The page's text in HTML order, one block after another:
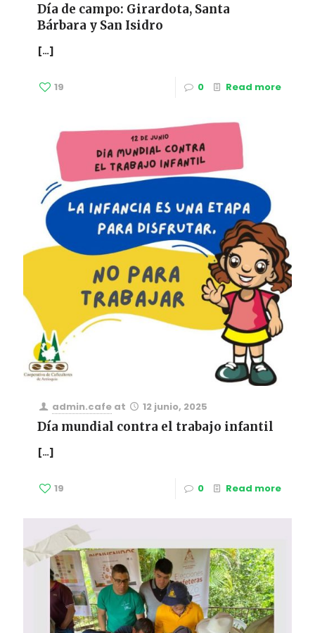
Día de campo: Girardota, Santa
Bárbara y San Isidro
[…]
19 0 Read more
admin.cafe at 12 junio, 2025
Día mundial contra el trabajo infantil
[…]
19 0 Read more